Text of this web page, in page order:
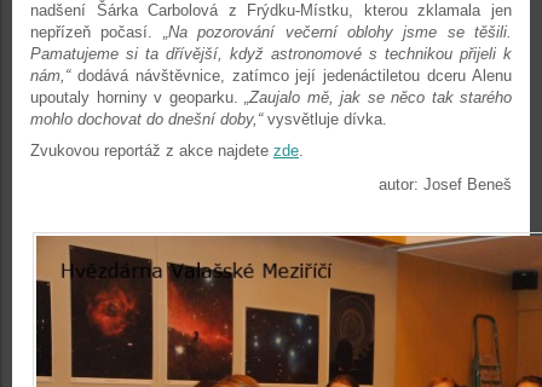
nadšení Šárka Carbolová z Frýdku-Místku, kterou zklamala jen
nepřízeň počasí. „Na pozorování večerní oblohy jsme se těšili.
Pamatujeme si ta dřívější, když astronomové s technikou přijeli k
nám,“ dodává návštěvnice, zatímco její jedenáctiletou dceru Alenu
upoutaly horniny v geoparku. „Zaujalo mě, jak se něco tak starého
mohlo dochovat do dnešní doby,“vysvětluje dívka.
Zvukovou reportáž z akce najdete zde.
autor: Josef Beneš